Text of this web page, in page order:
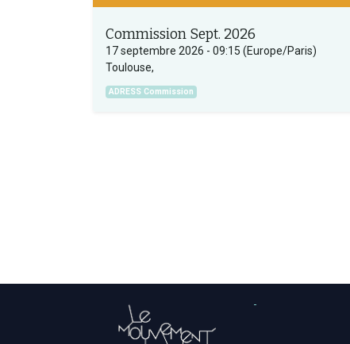
Commission Sept. 2026
17 septembre 2026 - 09:15 (Europe/Paris)
Toulouse,
ADRESS Commission